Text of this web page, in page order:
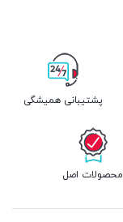
پشتیبانی همیشگی
محصولات اصل